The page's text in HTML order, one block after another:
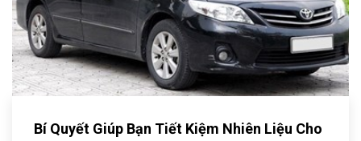
Bí Quyết Giúp Bạn Tiết Kiệm Nhiên Liệu Cho